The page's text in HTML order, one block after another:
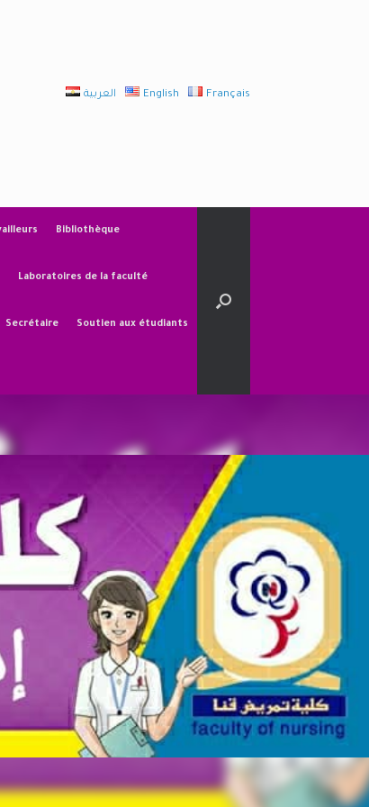
العربية English Français
Bibliothèque
Laboratoires de la faculté
Secrétaire Soutien aux étudiants